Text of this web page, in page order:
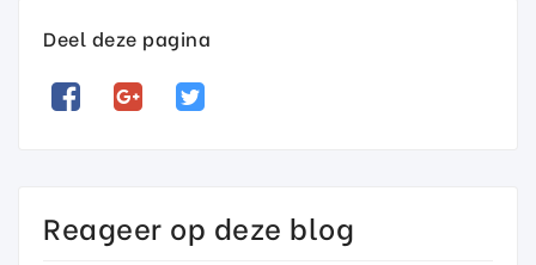
Deel deze pagina
Reageer op deze blog